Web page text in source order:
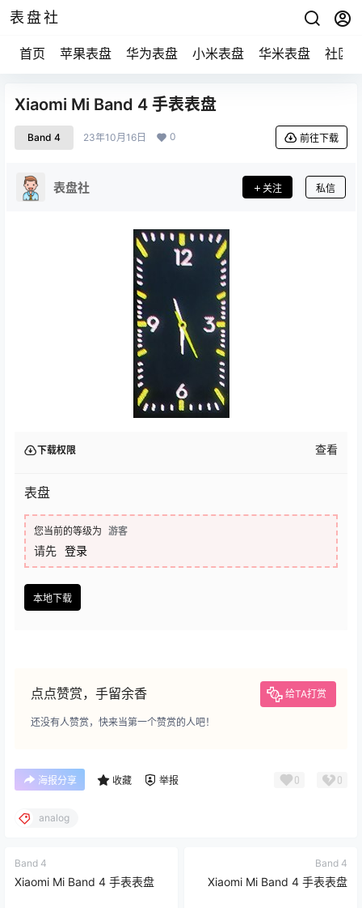
表盘社
首页 苹果表盘 华为表盘 小米表盘 华米表盘 社区
Xiaomi Mi Band 4 手表表盘
Band 4 23年10月16日 0 前往下载
表盘社 关注 私信
下载权限 查看
表盘
您当前的等级为 游客
请先 登录
本地下载
点点赞赏，手留余香 给TA打赏
还没有人赞赏，快来当第一个赞赏的人吧！
海报分享 收藏 举报 0 0
analog
Band 4
Xiaomi Mi Band 4 手表表盘
Band 4
Xiaomi Mi Band 4 手表表盘